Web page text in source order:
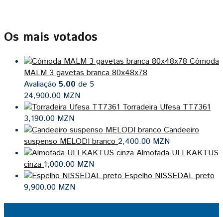
Os mais votados
Cómoda
MALM 3 gavetas branca 80x48x78
Avaliação 5.00 de 5
24,900.00 MZN
Torradeira Ufesa TT7361
3,190.00 MZN
Candeeiro
suspenso MELODI branco 2,400.00 MZN
Almofada ULLKAKTUS
cinza 1,000.00 MZN
Espelho NISSEDAL preto
9,900.00 MZN